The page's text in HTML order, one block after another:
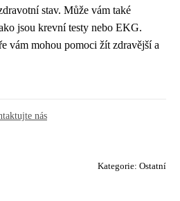
stav. Může vám také
jsou krevní testy nebo EKG.
vám mohou pomoci žít zdravější a
nás
Kategorie: Ostatní